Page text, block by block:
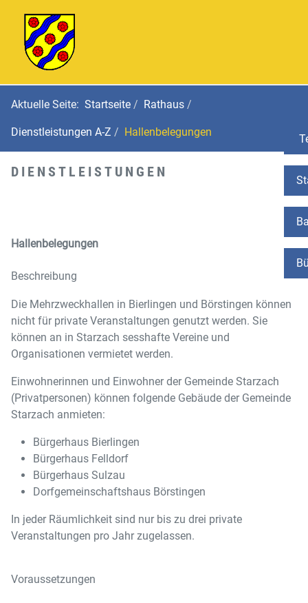
Aktuelle Seite: Startseite Rathaus
Dienstleistungen A-Z Hallenbelegungen
DIENSTLEISTUNGEN
Hallenbelegungen
Beschreibung
Die Mehrzweckhallen in Bierlingen und Börstingen können
nicht für private Veranstaltungen genutzt werden. Sie
können an in Starzach sesshafte Vereine und
Organisationen vermietet werden.
Einwohnerinnen und Einwohner der Gemeinde Starzach
(Privatpersonen) können folgende Gebäude der Gemeinde
Starzach anmieten:
Bürgerhaus Bierlingen
Bürgerhaus Felldorf
Bürgerhaus Sulzau
Dorfgemeinschaftshaus Börstingen
In jeder Räumlichkeit sind nur bis zu drei private
Veranstaltungen pro Jahr zugelassen.
Voraussetzungen